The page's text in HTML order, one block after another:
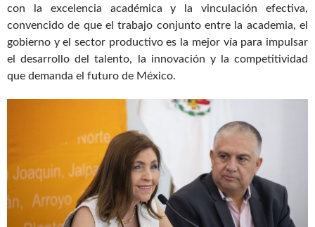
con la excelencia académica y la vinculación efectiva,
convencido de que el trabajo conjunto entre la academia, el
gobierno y el sector productivo es la mejor vía para impulsar
el desarrollo del talento, la innovación y la competitividad
que demanda el futuro de México.